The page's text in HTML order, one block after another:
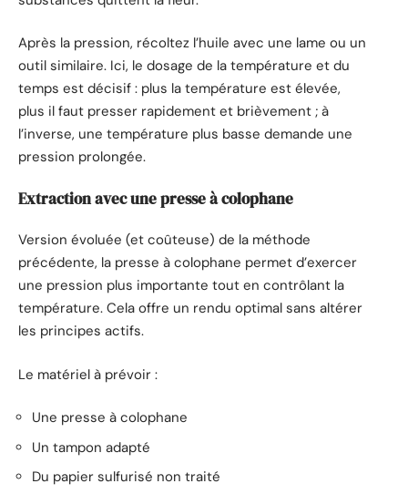
Après la pression, récoltez l’huile avec une lame ou un
outil similaire. Ici, le dosage de la température et du
temps est décisif : plus la température est élevée,
plus il faut presser rapidement et brièvement ; à
l’inverse, une température plus basse demande une
pression prolongée.
Extraction avec une presse à colophane
Version évoluée (et coûteuse) de la méthode
précédente, la presse à colophane permet d’exercer
une pression plus importante tout en contrôlant la
température. Cela offre un rendu optimal sans altérer
les principes actifs.
Le matériel à prévoir :
Une presse à colophane
Un tampon adapté
Du papier sulfurisé non traité